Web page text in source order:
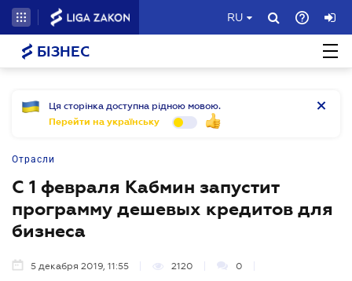
RU
БІЗНЕС
Ця сторінка доступна рідною мовою.
Перейти на українську
Отрасли
С 1 февраля Кабмин запустит
программу дешевых кредитов для
бизнеса
5 декабря 2019, 11:55 2120 0